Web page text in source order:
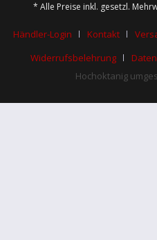
* Alle Preise inkl. gesetzl.
Händler-Login Kontakt
Widerrufsbelehrung
Hochoktanig